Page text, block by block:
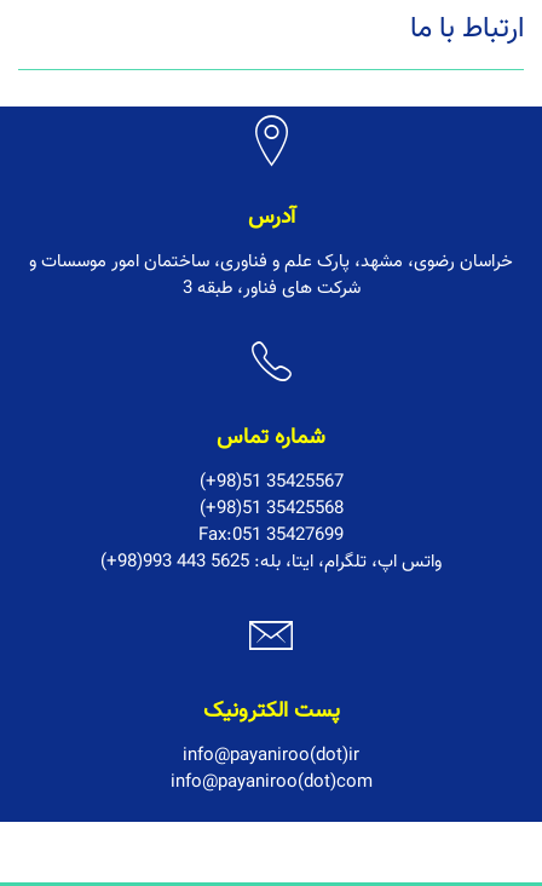
ارتباط با ما
آدرس
خراسان رضوی، مشهد، پارک علم و فناوری، ساختمان امور موسسات و
شرکت های فناور، طبقه 3
شماره تماس
(+98)51 35425567
(+98)51 35425568
Fax:051 35427699
(+98)993 443 5625 :واتس اپ، تلگرام، ایتا، بله
پست الکترونیک
info@payaniroo(dot)ir
info@payaniroo(dot)com